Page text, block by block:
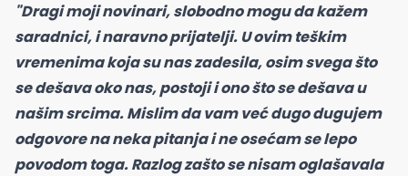
"Dragi moji novinari, slobodno mogu da kažem
saradnici, i naravno prijatelji. U ovim teškim
vremenima koja su nas zadesila, osim svega što
se dešava oko nas, postoji i ono što se dešava u
našim srcima. Mislim da vam već dugo dugujem
odgovore na neka pitanja i ne osećam se lepo
povodom toga. Razlog zašto se nisam oglašavala